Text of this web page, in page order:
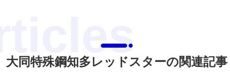
大同特殊鋼知多レッドスターの関連記事